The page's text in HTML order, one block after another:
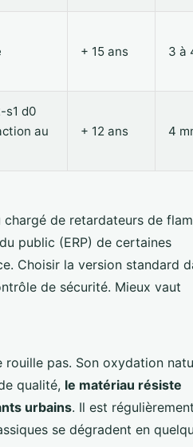
+ 15 ans 3 à
s1 d0
au
+ 12 ans 4
de retardateurs de
public (ERP) de certaines
Choisir la version standard
de sécurité. Mieux vaut
rouille pas. Son oxydation
qualité, le matériau résiste
urbains. Il est
se dégradent en